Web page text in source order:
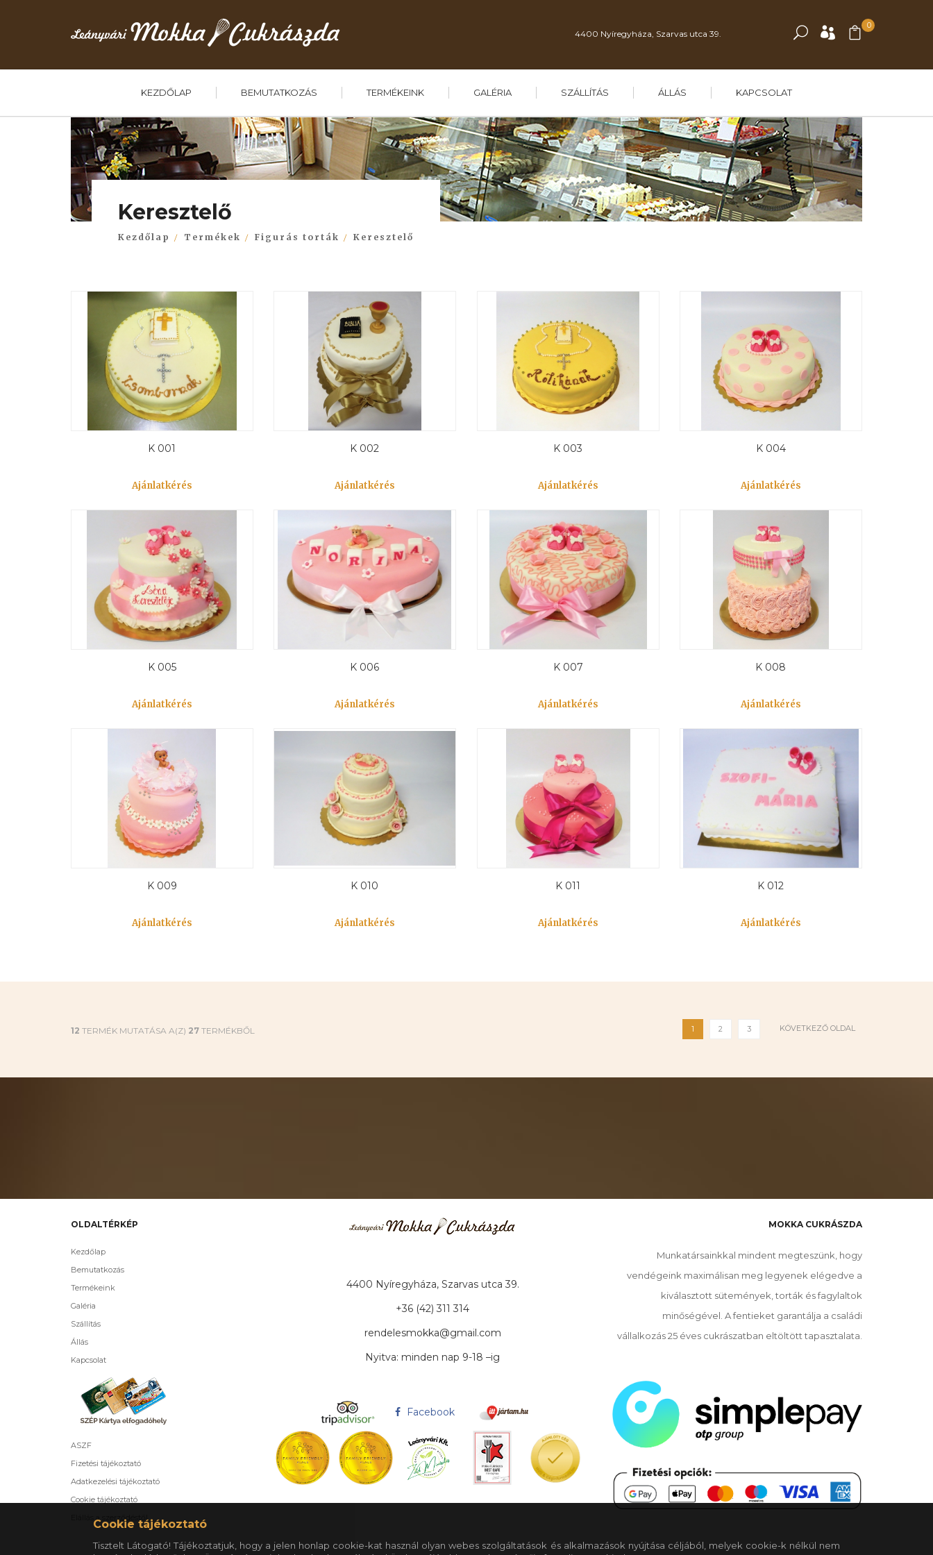
4400 Nyíregyháza, Szarvas utca 39.
0
KEZDŐLAP BEMUTATKOZÁS TERMÉKEINK GALÉRIA SZÁLLÍTÁS ÁLLÁS KAPCSOLAT
Keresztelő
Kezdőlap Termékek Figurás torták Keresztelő
K 001
Ajánlatkérés
K 002
Ajánlatkérés
K 003
Ajánlatkérés
K 004
Ajánlatkérés
K 005
Ajánlatkérés
K 006
Ajánlatkérés
K 007
Ajánlatkérés
K 008
Ajánlatkérés
K 009
Ajánlatkérés
K 010
Ajánlatkérés
K 011
Ajánlatkérés
K 012
Ajánlatkérés
12 TERMÉK MUTATÁSA A(Z) 27 TERMÉKBŐL 1 2 3 KÖVETKEZŐ OLDAL
OLDALTÉRKÉP
Kezdőlap
Bemutatkozás
Termékeink
Galéria
Szállítás
Állás
Kapcsolat
ASZF
Fizetési tájékoztató
Adatkezelési tájékoztató
Cookie tájékoztató
Elállás a szerződéstől
4400 Nyíregyháza, Szarvas utca 39.
+36 (42) 311 314
rendelesmokka@gmail.com
Nyitva: minden nap 9-18 –ig
Facebook
MOKKA CUKRÁSZDA
Munkatársainkkal mindent megteszünk, hogy
vendégeink maximálisan meg legyenek elégedve a
kiválasztott sütemények, torták és fagylaltok
minőségével. A fentieket garantálja a családi
vállalkozás 25 éves cukrászatban eltöltött tapasztalata.
Cookie tájékoztató
Tisztelt Látogató! Tájékoztatjuk, hogy a jelen honlap cookie-kat használ olyan webes szolgáltatások és alkalmazások nyújtása céljából, melyek cookie-k nélkül nem